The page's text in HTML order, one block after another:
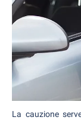
La cauzione